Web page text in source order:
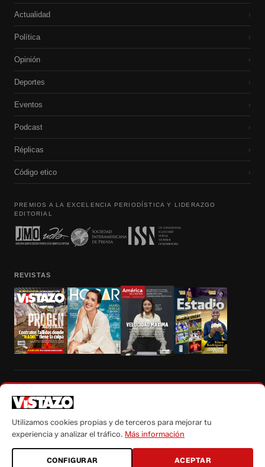
Actualidad ›
Política ›
Opinión ›
Deportes ›
Eventos ›
Podcast ›
Réplicas ›
Código etico ›
PREMIOS A LA EXCELENCIA PERIODÍSTICA Y LIDERAZGO
EDITORIAL
REVISTAS
autorización escrita de su titular, de todos los contenidos de Vistazo.com.
Utilizamos cookies propias y de terceros para mejorar tu
experiencia y analizar el tráfico. Más información
CONFIGURAR ACEPTAR